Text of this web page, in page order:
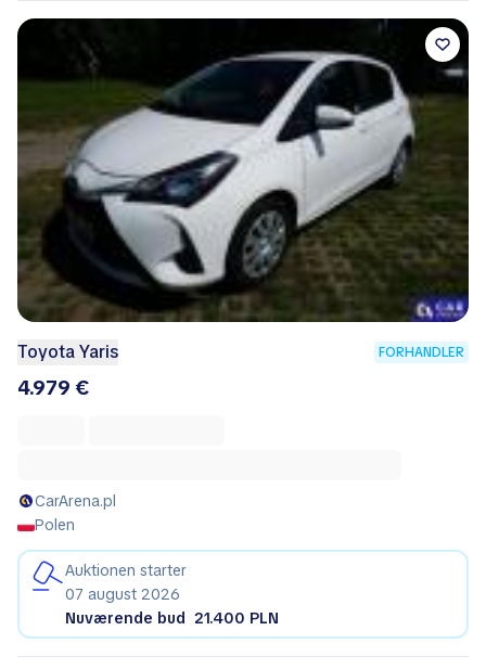
Toyota Yaris FORHANDLER
4.979 €
CarArena.pl
Polen
Auktionen starter
07 august 2026
Nuværende bud 21.400 PLN